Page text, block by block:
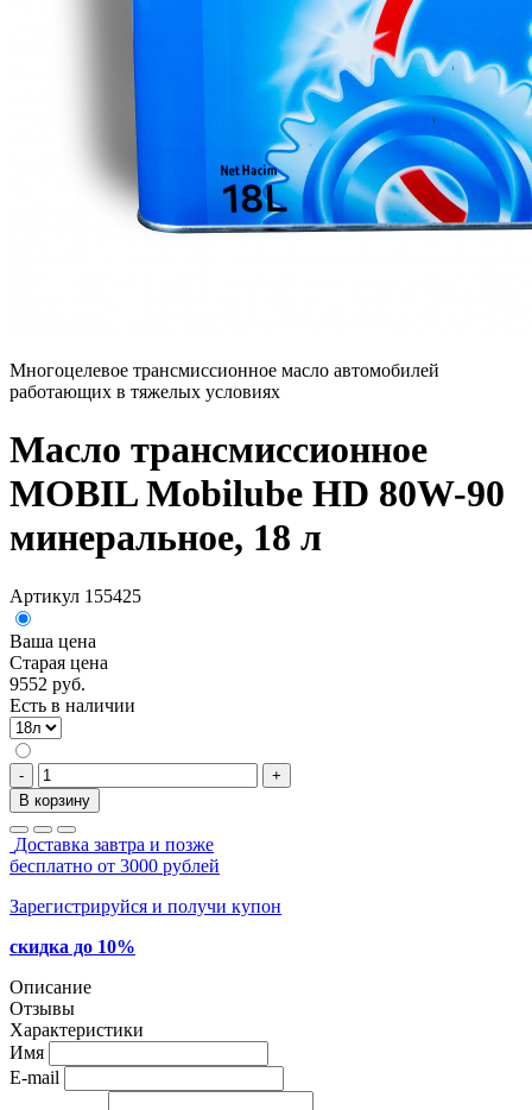
Многоцелевое трансмиссионное масло автомобилей
работающих в тяжелых условиях
Масло трансмиссионное
MOBIL Mobilube HD 80W-90
минеральное, 18 л
Артикул 155425
Ваша цена
Старая цена
9552 руб.
Есть в наличии
-
+
В корзину
Доставка завтра и позже
бесплатно от 3000 рублей
Зарегистрируйся и получи купон
скидка до 10%
Описание
Отзывы
Характеристики
Имя
E-mail